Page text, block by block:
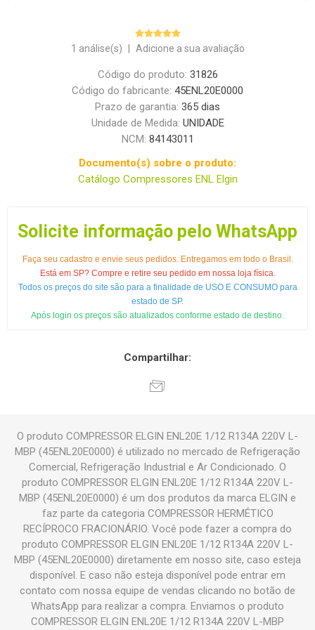
1 análise(s) Adicione a sua avaliação
Código do produto: 31826
Código do fabricante: 45ENL20E0000
Prazo de garantia: 365 dias
Unidade de Medida: UNIDADE
NCM: 84143011
Documento(s) sobre o produto:
Catálogo Compressores ENL Elgin
Solicite informação pelo WhatsApp
Faça seu cadastro e envie seus pedidos. Entregamos em todo o Brasil.
Está em SP? Compre e retire seu pedido em nossa loja física.
Todos os preços do site são para a finalidade de USO E CONSUMO para
estado de SP.
Após login os preços são atualizados conforme estado de destino.
Compartilhar:
O produto COMPRESSOR ELGIN ENL20E 1/12 R134A 220V L-
MBP (45ENL20E0000) é utilizado no mercado de Refrigeração
Comercial, Refrigeração Industrial e Ar Condicionado. O
produto COMPRESSOR ELGIN ENL20E 1/12 R134A 220V L-
MBP (45ENL20E0000) é um dos produtos da marca ELGIN e
faz parte da categoria COMPRESSOR HERMÉTICO
RECÍPROCO FRACIONÁRIO. Você pode fazer a compra do
produto COMPRESSOR ELGIN ENL20E 1/12 R134A 220V L-
MBP (45ENL20E0000) diretamente em nosso site, caso esteja
disponível. E caso não esteja disponível pode entrar em
contato com nossa equipe de vendas clicando no botão de
WhatsApp para realizar a compra. Enviamos o produto
COMPRESSOR ELGIN ENL20E 1/12 R134A 220V L-MBP